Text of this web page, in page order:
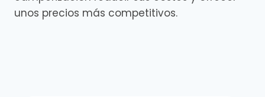
unos precios más competitivos.